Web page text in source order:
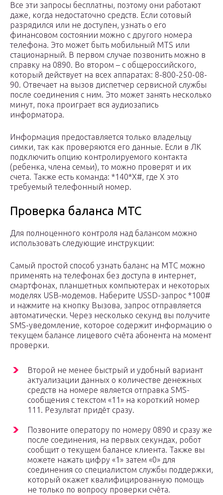
Все эти запросы бесплатны, поэтому они работают
даже, когда недостаточно средств. Если сотовый
разрядился или не доступен, узнать о его
финансовом состоянии можно с другого номера
телефона. Это может быть мобильный MTS или
стационарный. В первом случае позвонить можно в
справку на 0890. Во втором – с общероссийского,
который действует на всех аппаратах: 8-800-250-08-
90. Отвечает на вызов диспетчер сервисной службы
после соединения с ним. Это может занять несколько
минут, пока проиграет вся аудиозапись
информатора.
Информация предоставляется только владельцу
симки, так как проверяются его данные. Если в ЛК
подключить опцию контролируемого контакта
(ребенка, члена семьи), то можно проверят и их
счета. Также есть команда: *140*Х#, где X это
требуемый телефонный номер.
Проверка баланса МТС
Для полноценного контроля над балансом можно
использовать следующие инструкции:
Самый простой способ узнать баланс на МТС можно
применять на телефонах без доступа в интернет,
смартфонах, планшетных компьютерах и некоторых
моделях USB-модемов. Наберите USSD-запрос *100#
и нажмите на кнопку Вызова, запрос отправляется
автоматически. Через несколько секунд вы получите
SMS-уведомление, которое содержит информацию о
текущем балансе лицевого счёта абонента на момент
проверки.
Второй не менее быстрый и удобный вариант
актуализации данных о количестве денежных
средств на номере является отправка SMS-
сообщения с текстом «11» на короткий номер
111. Результат придёт сразу.
Позвоните оператору по номеру 0890 и сразу же
после соединения, на первых секундах, робот
сообщит о текущем балансе клиента. Также вы
можете нажать цифру «1» затем «0» для
соединения со специалистом службы поддержки,
который окажет квалифицированную помощь
не только по вопросу проверки счёта.